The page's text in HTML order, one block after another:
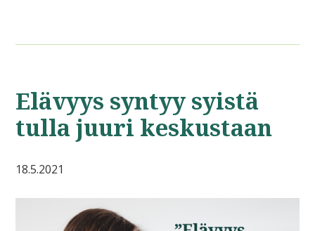
Elävyys syntyy syistä
tulla juuri keskustaan
18.5.2021